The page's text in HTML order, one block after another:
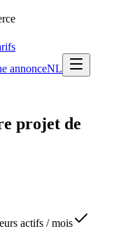
annonceNL
projet de
actifs / mois